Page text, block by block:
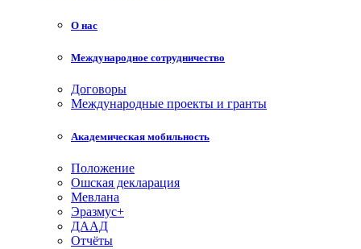
О нас
Международное сотрудничество
Договоры
Международные проекты и гранты
Академическая мобильность
Положение
Ошская декларация
Мевлана
Эразмус+
ДААД
Отчёты